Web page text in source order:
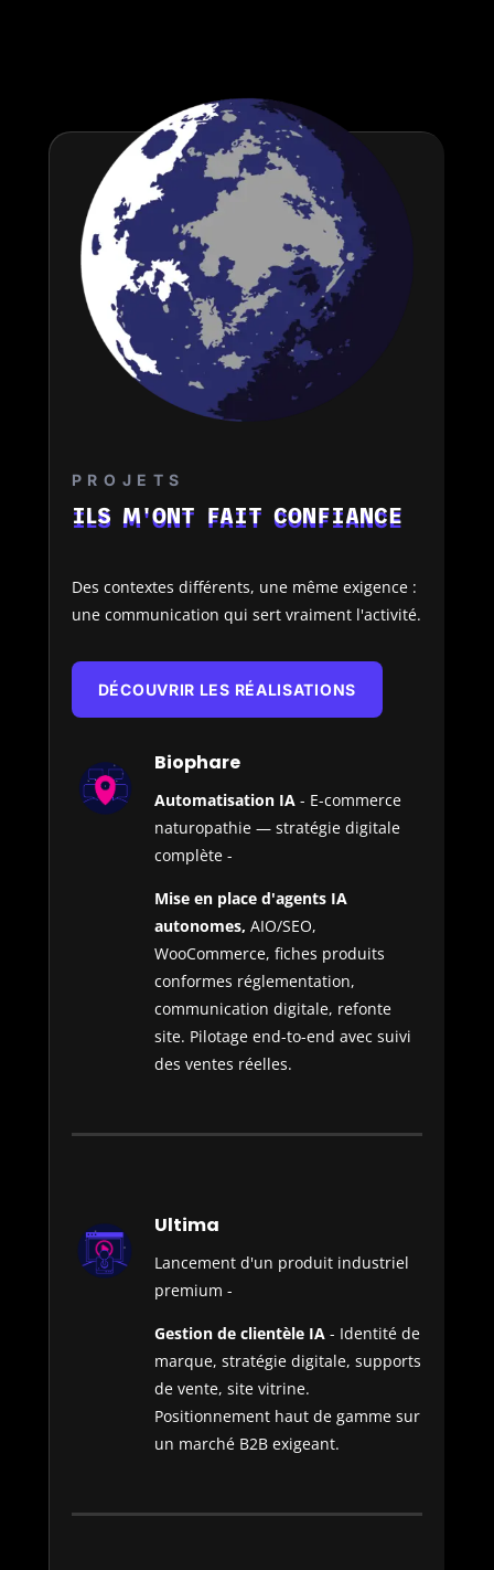
PROJETS
ILS M'ONT FAIT CONFIANCE
Des contextes différents, une même exigence :
une communication qui sert vraiment l'activité.
DÉCOUVRIR LES RÉALISATIONS
Biophare
Automatisation IA- E-commerce
naturopathie — stratégie digitale
complète -
Mise en place d'agents IA
autonomes, AIO/SEO,
WooCommerce, fiches produits
conformes réglementation,
communication digitale, refonte
site. Pilotage end-to-end avec suivi
des ventes réelles.
Ultima
Lancement d'un produit industriel
premium -
Gestion de clientèle IA- Identité de
marque, stratégie digitale, supports
de vente, site vitrine.
Positionnement haut de gamme sur
un marché B2B exigeant.